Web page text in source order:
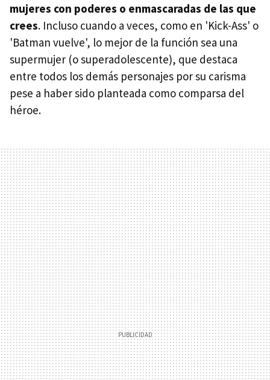
mujeres con poderes o enmascaradas de las que
crees. Incluso cuando a veces, como en 'Kick-Ass' o
'Batman vuelve', lo mejor de la función sea una
supermujer (o superadolescente), que destaca
entre todos los demás personajes por su carisma
pese a haber sido planteada como comparsa del
héroe.